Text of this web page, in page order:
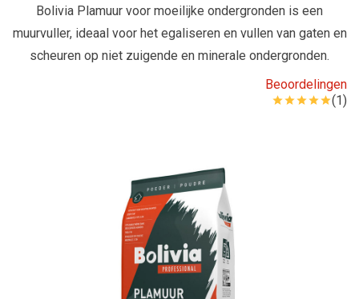
Bolivia Plamuur voor moeilijke ondergronden is een
muurvuller, ideaal voor het egaliseren en vullen van gaten en
scheuren op niet zuigende en minerale ondergronden.
Beoordelingen
(1)